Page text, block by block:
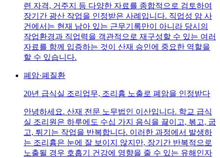
련 자격, 거주지 등 다양한 자료를 종합적으로 검토하여
장기간 광산 작업을 인정받은 사례입니다. 직업성 암 사
건에서는 현재 남아 있는 근무기록만이 아니라 당시의
작업환경과 직업력을 객관적으로 재구성할 수 있는 여러
자료를 함께 입증하는 것이 산재 승인에 중요한 역할을
할 수 있습니다.
폐암·폐질환
20년 급식실 조리업무, 조리흄 노출로 폐암을 인정받다
안녕하세요. 산재 전문 노무법인 이산입니다. 학교 급식
실 조리원은 하루에도 수십 가지 음식을 끓이고, 볶고, 굽
고, 튀기는 작업을 반복합니다. 이러한 과정에서 발생하
는 조리흄은 눈에 잘 보이지 않지만, 장기간 반복적으로
노출될 경우 호흡기 건강에 영향을 줄 수 있는 유해인자